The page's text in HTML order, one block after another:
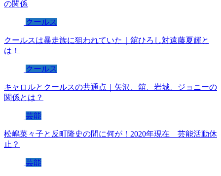
の関係
クールス
クールスは暴走族に狙われていた｜舘ひろし対遠藤夏輝と
は！
クールス
キャロルとクールスの共通点｜矢沢、舘、岩城、ジョニーの
関係とは？
芸能
松嶋菜々子と反町隆史の間に何が！2020年現在 芸能活動休
止？
芸能